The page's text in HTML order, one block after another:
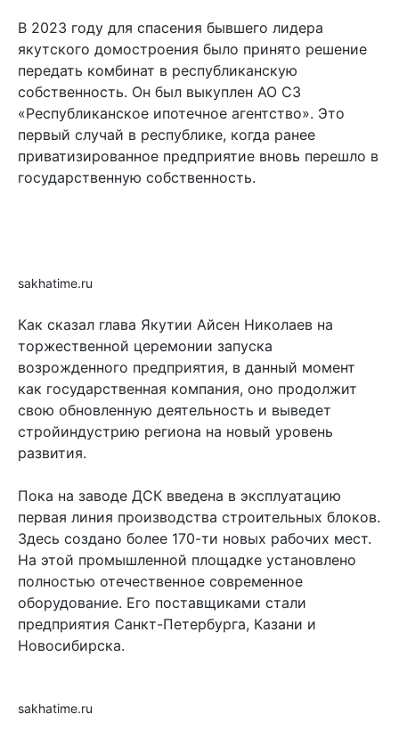
В 2023 году для спасения бывшего лидера
якутского домостроения было принято решение
передать комбинат в республиканскую
собственность. Он был выкуплен АО СЗ
«Республиканское ипотечное агентство». Это
первый случай в республике, когда ранее
приватизированное предприятие вновь перешло в
государственную собственность.
sakhatime.ru
Как сказал глава Якутии Айсен Николаев на
торжественной церемонии запуска
возрожденного предприятия, в данный момент
как государственная компания, оно продолжит
свою обновленную деятельность и выведет
стройиндустрию региона на новый уровень
развития.
Пока на заводе ДСК введена в эксплуатацию
первая линия производства строительных блоков.
Здесь создано более 170-ти новых рабочих мест.
На этой промышленной площадке установлено
полностью отечественное современное
оборудование. Его поставщиками стали
предприятия Санкт-Петербурга, Казани и
Новосибирска.
sakhatime.ru